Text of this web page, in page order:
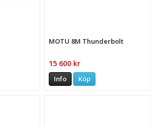
MOTU 8M Thunderbolt
15 600 kr
Info Köp